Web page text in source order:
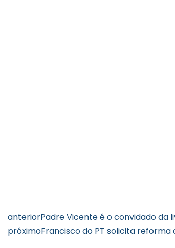
anteriorPadre Vicente é o convidado da
próximoFrancisco do PT solicita reforma